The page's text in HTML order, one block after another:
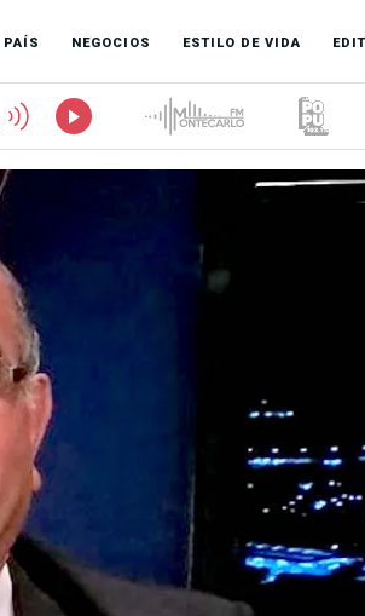
PAÍS NEGOCIOS ESTILO DE VIDA